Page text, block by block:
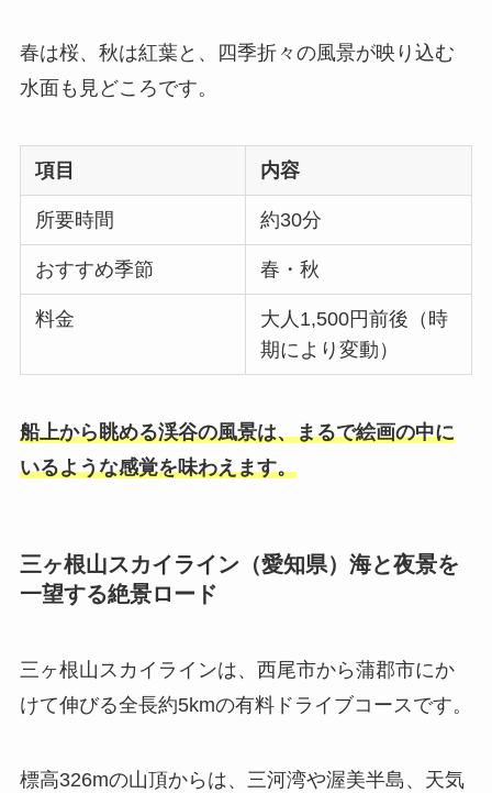
春は桜、秋は紅葉と、四季折々の風景が映り込む
水面も見どころです。
項目 内容
所要時間 約30分
おすすめ季節 春・秋
料金
大人1,500円前後（時
期により変動）
船上から眺める渓谷の風景は、まるで絵画の中に
いるような感覚を味わえます。
三ヶ根山スカイライン（愛知県）海と夜景を
一望する絶景ロード
三ヶ根山スカイラインは、西尾市から蒲郡市にか
けて伸びる全長約5kmの有料ドライブコースです。
標高326mの山頂からは、三河湾や渥美半島、天気